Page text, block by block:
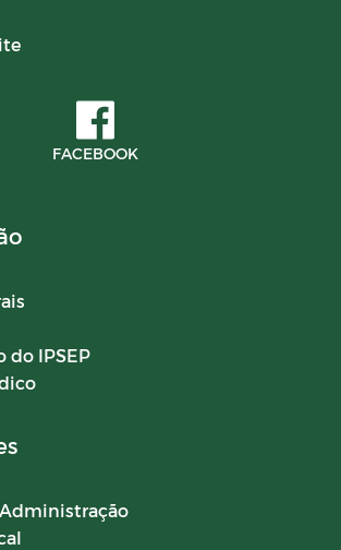
Diário oficial
DE INVESTIMENTOS
FACEBOOK
do IPSEP